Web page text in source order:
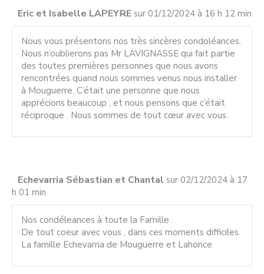
Eric et Isabelle LAPEYRE sur 01/12/2024 à 16 h 12 min
Nous vous présentons nos très sincères condoléances.
Nous n’oublierons pas Mr LAVIGNASSE qui fait partie
des toutes premières personnes que nous avons
rencontrées quand nous sommes venus nous installer
à Mouguerre. C’était une personne que nous
apprécions beaucoup , et nous pensons que c’était
réciproque . Nous sommes de tout cœur avec vous.
Echevarria Sébastian et Chantal sur 02/12/2024 à 17
h 01 min
Nos condéleances à toute la Famille .
De tout coeur avec vous , dans ces moments difficiles.
La famille Echevarria de Mouguerre et Lahonce